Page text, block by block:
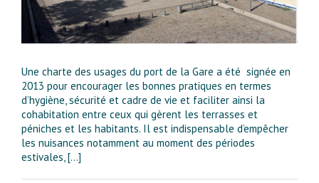
quartier
Croulebarbe
pendant
Une charte des usages du port de la Gare a été signée en
2013 pour encourager les bonnes pratiques en termes
d’hygiène, sécurité et cadre de vie et faciliter ainsi la
cohabitation entre ceux qui gèrent les terrasses et
péniches et les habitants. Il est indispensable d’empêcher
les nuisances notamment au moment des périodes
estivales, [...]